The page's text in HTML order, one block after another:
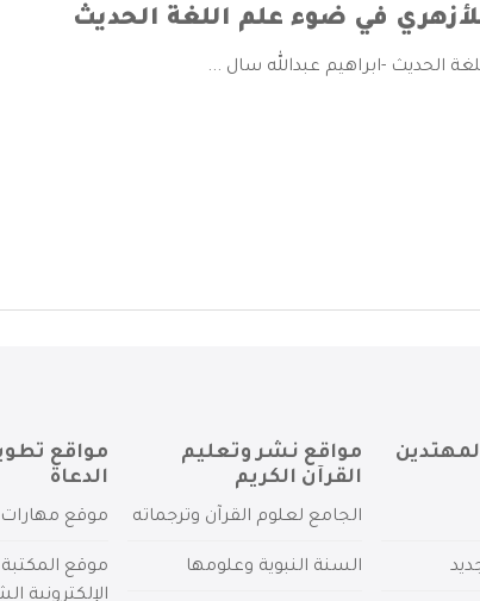
في ضوء علم اللغة الحديث
الحديث -ابراهيم عبدالله سال ...
مواقع نشر وتعليم
القرآن الكريم
الجامع لعلوم القرآن وترجماته
السنة النبوية وعلومها
مواقع
الدعاة
موقع مهارات
موقع المكتبة
الإلكترونية